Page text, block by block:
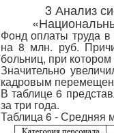
3 Анализ
Фонд оплаты труда в
на 8 млн. руб.
больниц, при котором
Значительно
кадровым
В таблице 6
за три года.
Таблица 6 - Средняя